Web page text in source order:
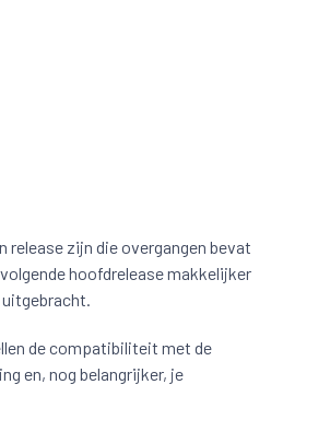
release zijn die overgangen bevat
hoofdrelease makkelijker
de compatibiliteit met de
en, nog belangrijker, je